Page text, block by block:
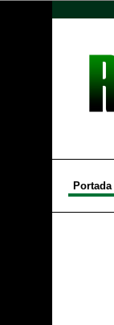
Portada